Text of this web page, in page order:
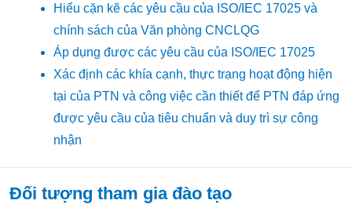
Hiểu cặn kẽ các yêu cầu của ISO/IEC 17025 và
chính sách của Văn phòng CNCLQG
Áp dụng được các yêu cầu của ISO/IEC 17025
Xác định các khía cạnh, thực trạng hoạt động hiện
tại của PTN và công việc cần thiết để PTN đáp ứng
được yêu cầu của tiêu chuẩn và duy trì sự công
nhận
Đối tượng tham gia đào tạo